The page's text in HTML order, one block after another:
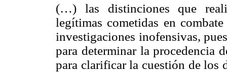
(…) las distinciones que
legítimas cometidas en
investigaciones inofensivas,
para determinar la procedencia
para clarificar la cuestión de los